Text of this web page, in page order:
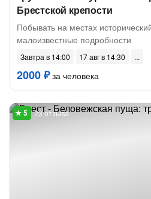
Брестской крепости
Побывать на местах
малоизвестные подробности
Завтра в 14:00 17 авг в 14:30
2000 ₽за человека
23 отзыва